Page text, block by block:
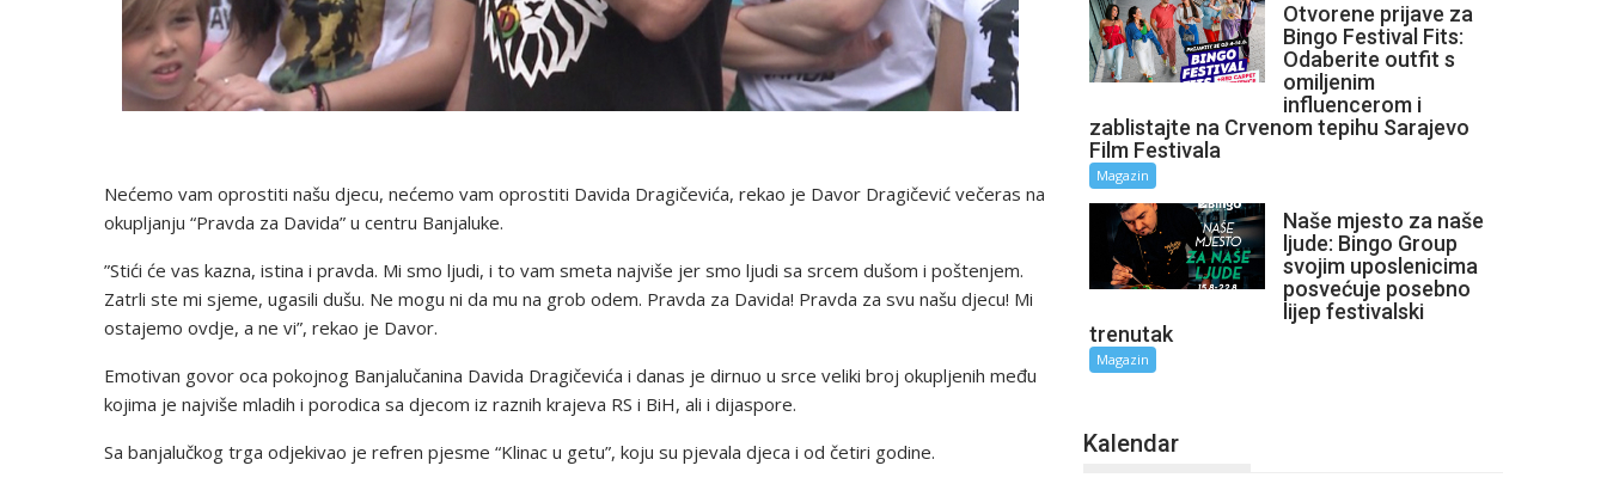
Nećemo vam oprostiti našu djecu, nećemo vam oprostiti Davida Dragičevića, rekao je Davor Dragičević večeras na
okupljanju “Pravda za Davida” u centru Banjaluke.
”Stići će vas kazna, istina i pravda. Mi smo ljudi, i to vam smeta najviše jer smo ljudi sa srcem dušom i poštenjem.
Zatrli ste mi sjeme, ugasili dušu. Ne mogu ni da mu na grob odem. Pravda za Davida! Pravda za svu našu djecu! Mi
ostajemo ovdje, a ne vi”, rekao je Davor.
Emotivan govor oca pokojnog Banjalučanina Davida Dragičevića i danas je dirnuo u srce veliki broj okupljenih među
kojima je najviše mladih i porodica sa djecom iz raznih krajeva RS i BiH, ali i dijaspore.
Sa banjalučkog trga odjekivao je refren pjesme “Klinac u getu”, koju su pjevala djeca i od četiri godine.
Otvorene prijave za
Bingo Festival Fits:
Odaberite outfit s
omiljenim
influencerom i
zablistajte na Crvenom tepihu Sarajevo
Film Festivala
Magazin
Naše mjesto za naše
ljude: Bingo Group
svojim uposlenicima
posvećuje posebno
lijep festivalski
trenutak
Magazin
Kalendar